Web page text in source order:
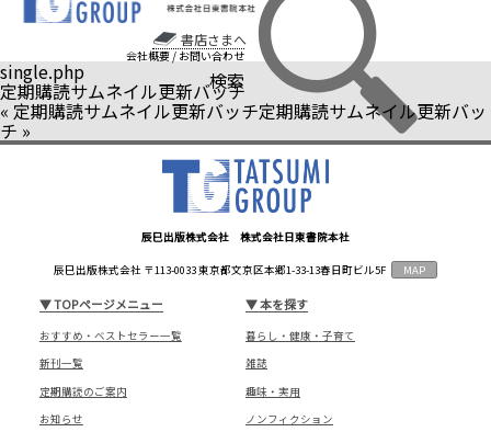
書店さまへ
会社概要 / お問い合わせ
検索
single.php
定期購読サムネイル更新バッチ
« 定期購読サムネイル更新バッチ定期購読サムネイル更新バッ
チ »
辰巳出版株式会社 株式会社日東書院本社
辰巳出版株式会社 〒113-0033 東京都文京区本郷1-33-13春日町ビル5F MAP
▼TOPページメニュー
おすすめ・ベストセラー一覧
新刊一覧
定期購読のご案内
お知らせ
▼本を探す
暮らし・健康・子育て
雑誌
趣味・実用
ノンフィクション